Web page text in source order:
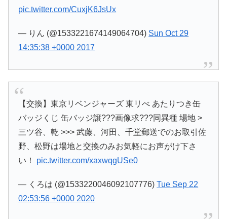
pic.twitter.com/CuxjK6JsUx
— りん (@1533221674149064704) Sun Oct 29
14:35:38 +0000 2017
【交換】東京リベンジャーズ 東リべ あたりつき缶
バッジくじ 缶バッジ譲???画像求???同異種 場地 >
三ツ谷、乾 >>> 武藤、河田、千堂郵送でのお取引佐
野、松野は場地と交換のみお気軽にお声がけ下さ
い！ pic.twitter.com/xaxwqgUSe0
— くろは (@1533220046092107776)Tue Sep 22
02:53:56 +0000 2020